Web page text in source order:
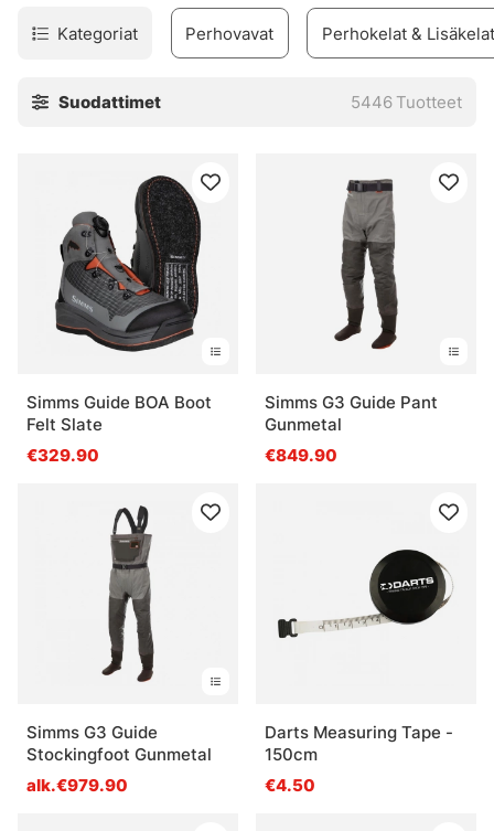
Kategoriat Perhovavat Perhokelat & Lisäkelat
Suodattimet 5446 Tuotteet
Simms Guide BOA Boot
Felt Slate
€329.90
Simms G3 Guide Pant
Gunmetal
€849.90
Simms G3 Guide
Stockingfoot Gunmetal
alk.€979.90
Darts Measuring Tape -
150cm
€4.50